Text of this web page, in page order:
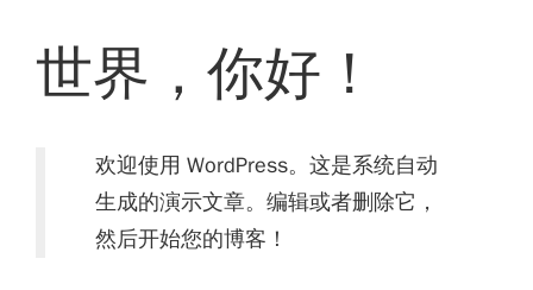
世界，你好！
欢迎使用 WordPress。这是系统自动
生成的演示文章。编辑或者删除它，
然后开始您的博客！